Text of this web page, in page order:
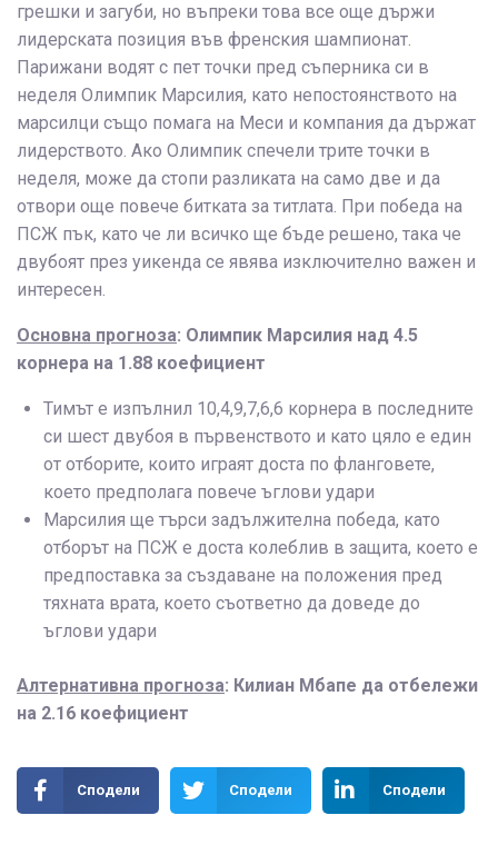
грешки и загуби, но въпреки това все още държи
лидерската позиция във френския шампионат.
Парижани водят с пет точки пред съперника си в
неделя Олимпик Марсилия, като непостоянството на
марсилци също помага на Меси и компания да държат
лидерството. Ако Олимпик спечели трите точки в
неделя, може да стопи разликата на само две и да
отвори още повече битката за титлата. При победа на
ПСЖ пък, като че ли всичко ще бъде решено, така че
двубоят през уикенда се явява изключително важен и
интересен.
Основна прогноза: Олимпик Марсилия над 4.5
корнера на 1.88 коефициент
Тимът е изпълнил 10,4,9,7,6,6 корнера в последните
си шест двубоя в първенството и като цяло е един
от отборите, които играят доста по фланговете,
което предполага повече ъглови удари
Марсилия ще търси задължителна победа, като
отборът на ПСЖ е доста колеблив в защита, което е
предпоставка за създаване на положения пред
тяхната врата, което съответно да доведе до
ъглови удари
Алтернативна прогноза: Килиан Мбапе да отбележи
на 2.16 коефициент
Сподели Сподели Сподели